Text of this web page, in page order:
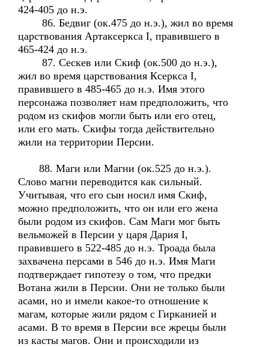
424-405 до н.э.
86. Бедвиг (ок.475 до н.э.), жил во время
царствования Артаксеркса I, правившего в
465-424 до н.э.
87. Сескев или Скиф (ок.500 до н.э.),
жил во время царствования Ксеркса I,
правившего в 485-465 до н.э. Имя этого
персонажа позволяет нам предположить, что
родом из скифов могли быть или его отец,
или его мать. Скифы тогда действительно
жили на территории Персии.
88. Маги или Магни (ок.525 до н.э.).
Слово магни переводится как сильный.
Учитывая, что его сын носил имя Скиф,
можно предположить, что он или его жена
были родом из скифов. Сам Маги мог быть
вельможей в Персии у царя Дария I,
правившего в 522-485 до н.э. Троада была
захвачена персами в 546 до н.э. Имя Маги
подтверждает гипотезу о том, что предки
Вотана жили в Персии. Они не только были
асами, но и имели какое-то отношение к
магам, которые жили рядом с Гирканией и
асами. В то время в Персии все жрецы были
из касты магов. Они и происходили из